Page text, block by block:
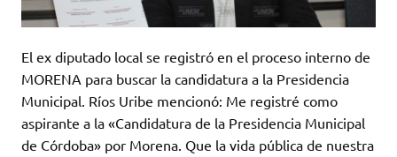
El ex diputado local se registró en el proceso interno de
MORENA para buscar la candidatura a la Presidencia
Municipal. Ríos Uribe mencionó: Me registré como
aspirante a la «Candidatura de la Presidencia Municipal
de Córdoba» por Morena. Que la vida pública de nuestra